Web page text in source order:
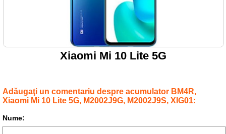
Xiaomi Mi 10 Lite 5G
Adăugaţi un comentariu despre acumulator BM4R,
Xiaomi Mi 10 Lite 5G, M2002J9G, M2002J9S, XIG01:
Nume: